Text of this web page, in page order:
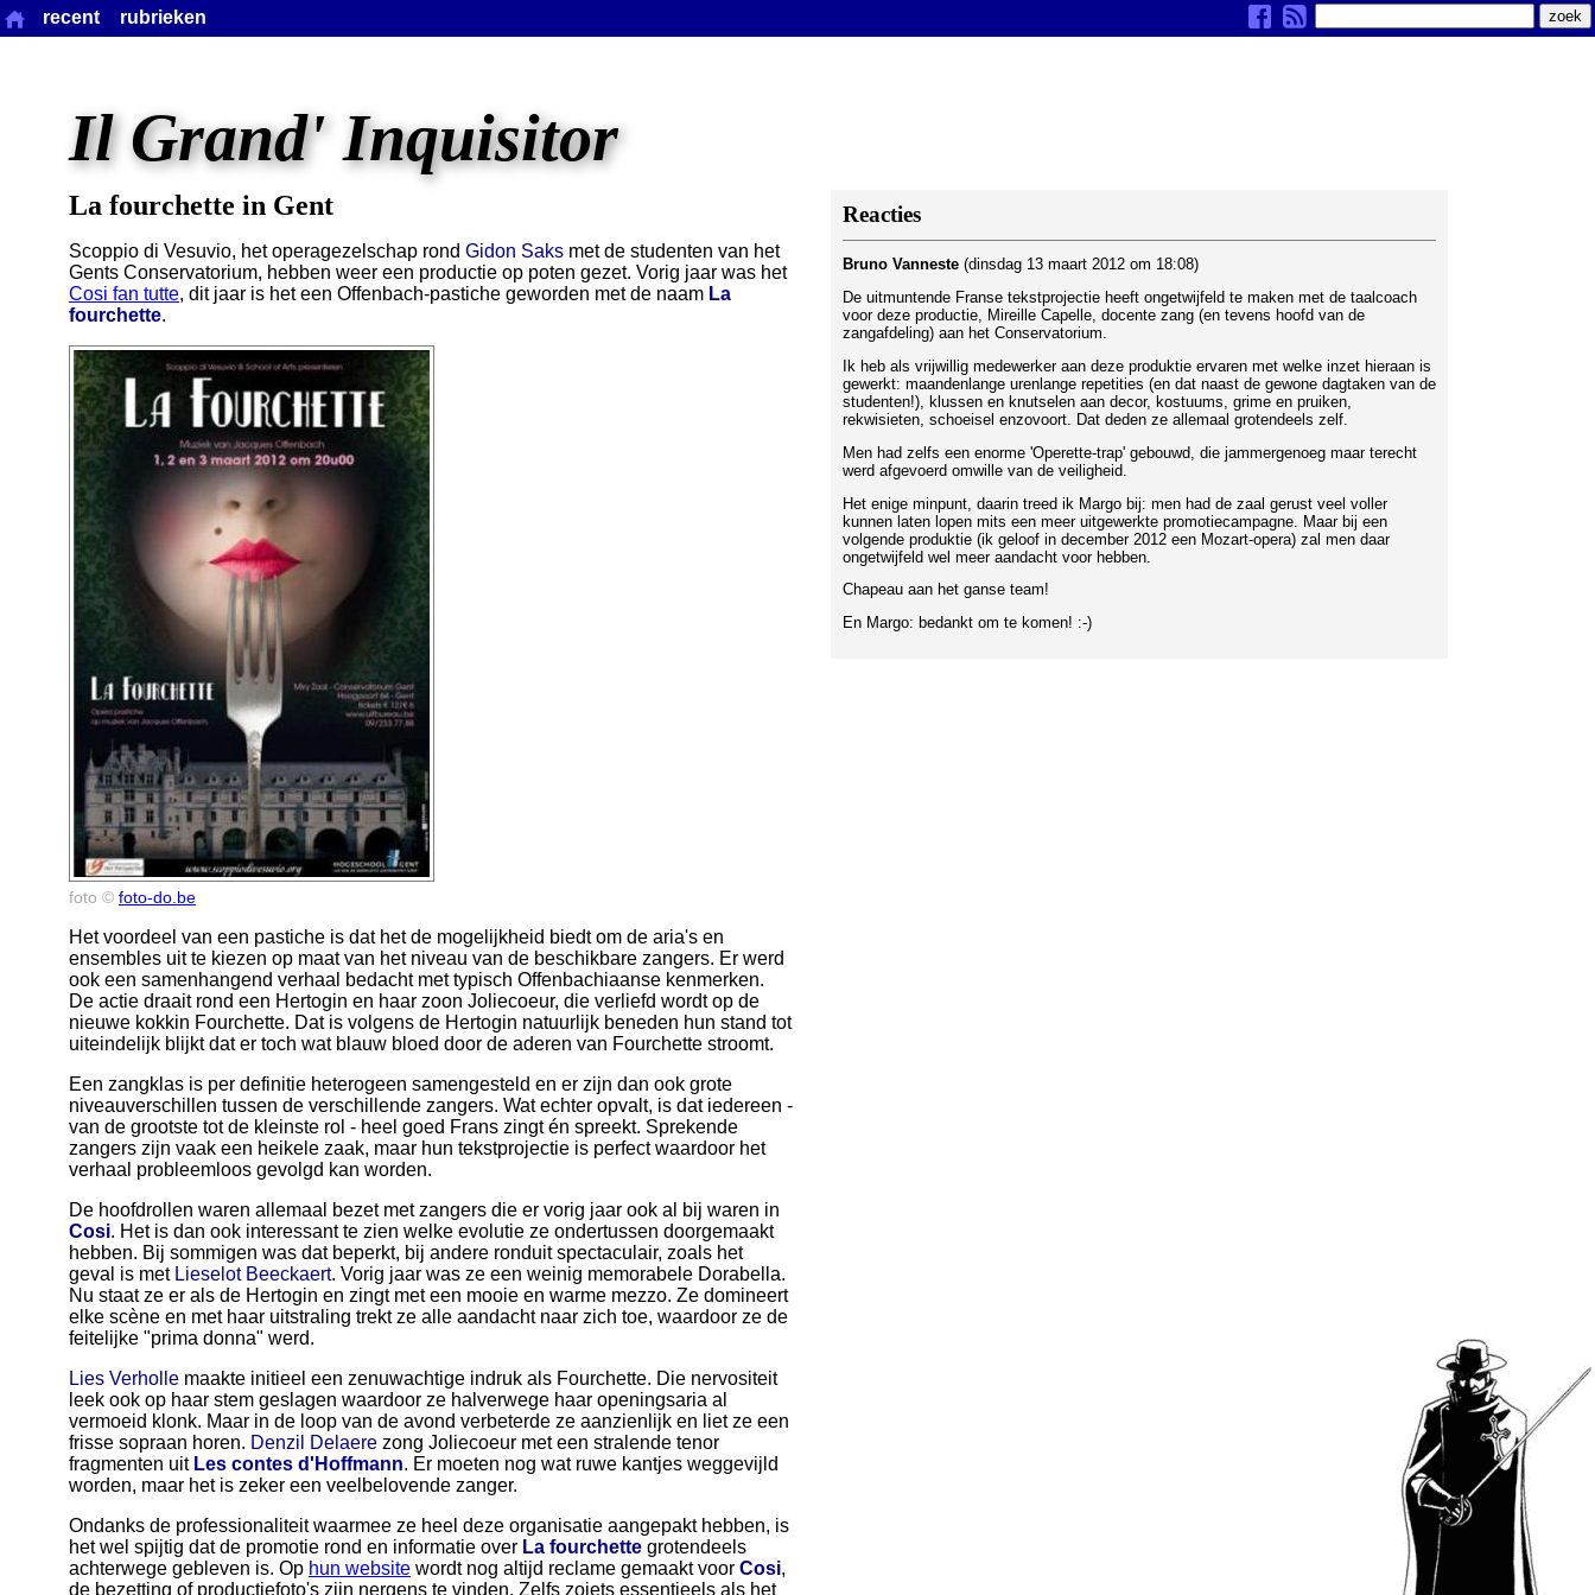
Il Grand' Inquisitor
La fourchette in Gent
Scoppio di Vesuvio, het operagezelschap rond Gidon Saks met de studenten van het
Gents Conservatorium, hebben weer een productie op poten gezet. Vorig jaar was het
Cosi fan tutte, dit jaar is het een Offenbach-pastiche geworden met de naam La
fourchette.
foto © foto-do.be
Het voordeel van een pastiche is dat het de mogelijkheid biedt om de aria's en
ensembles uit te kiezen op maat van het niveau van de beschikbare zangers. Er werd
ook een samenhangend verhaal bedacht met typisch Offenbachiaanse kenmerken.
De actie draait rond een Hertogin en haar zoon Joliecoeur, die verliefd wordt op de
nieuwe kokkin Fourchette. Dat is volgens de Hertogin natuurlijk beneden hun stand tot
uiteindelijk blijkt dat er toch wat blauw bloed door de aderen van Fourchette stroomt.
Een zangklas is per definitie heterogeen samengesteld en er zijn dan ook grote
niveauverschillen tussen de verschillende zangers. Wat echter opvalt, is dat iedereen -
van de grootste tot de kleinste rol - heel goed Frans zingt én spreekt. Sprekende
zangers zijn vaak een heikele zaak, maar hun tekstprojectie is perfect waardoor het
verhaal probleemloos gevolgd kan worden.
De hoofdrollen waren allemaal bezet met zangers die er vorig jaar ook al bij waren in
Cosi. Het is dan ook interessant te zien welke evolutie ze ondertussen doorgemaakt
hebben. Bij sommigen was dat beperkt, bij andere ronduit spectaculair, zoals het
geval is met Lieselot Beeckaert. Vorig jaar was ze een weinig memorabele Dorabella.
Nu staat ze er als de Hertogin en zingt met een mooie en warme mezzo. Ze domineert
elke scène en met haar uitstraling trekt ze alle aandacht naar zich toe, waardoor ze de
feitelijke "prima donna" werd.
Lies Verholle maakte initieel een zenuwachtige indruk als Fourchette. Die nervositeit
leek ook op haar stem geslagen waardoor ze halverwege haar openingsaria al
vermoeid klonk. Maar in de loop van de avond verbeterde ze aanzienlijk en liet ze een
frisse sopraan horen. Denzil Delaere zong Joliecoeur met een stralende tenor
fragmenten uit Les contes d'Hoffmann. Er moeten nog wat ruwe kantjes weggevijld
worden, maar het is zeker een veelbelovende zanger.
Ondanks de professionaliteit waarmee ze heel deze organisatie aangepakt hebben, is
het wel spijtig dat de promotie rond en informatie over La fourchette grotendeels
achterwege gebleven is. Op hun website wordt nog altijd reclame gemaakt voor Cosi,
de bezetting of productiefoto's zijn nergens te vinden. Zelfs zoiets essentieels als het
Reacties
Bruno Vanneste (dinsdag 13 maart 2012 om 18:08)
De uitmuntende Franse tekstprojectie heeft ongetwijfeld te maken met de taalcoach
voor deze productie, Mireille Capelle, docente zang (en tevens hoofd van de
zangafdeling) aan het Conservatorium.
Ik heb als vrijwillig medewerker aan deze produktie ervaren met welke inzet hieraan is
gewerkt: maandenlange urenlange repetities (en dat naast de gewone dagtaken van de
studenten!), klussen en knutselen aan decor, kostuums, grime en pruiken,
rekwisieten, schoeisel enzovoort. Dat deden ze allemaal grotendeels zelf.
Men had zelfs een enorme 'Operette-trap' gebouwd, die jammergenoeg maar terecht
werd afgevoerd omwille van de veiligheid.
Het enige minpunt, daarin treed ik Margo bij: men had de zaal gerust veel voller
kunnen laten lopen mits een meer uitgewerkte promotiecampagne. Maar bij een
volgende produktie (ik geloof in december 2012 een Mozart-opera) zal men daar
ongetwijfeld wel meer aandacht voor hebben.
Chapeau aan het ganse team!
En Margo: bedankt om te komen! :-)
recent rubrieken